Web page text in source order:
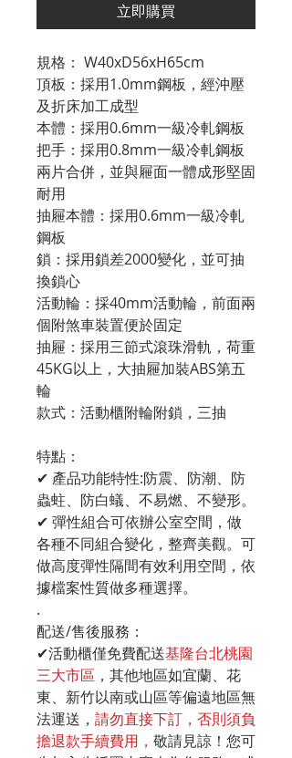
立即購買
規格： W40xD56xH65cm
頂板：採用1.0mm鋼板，經沖壓
及折床加工成型
本體：採用0.6mm一級冷軋鋼板
把手：採用0.8mm一級冷軋鋼板
兩片合併，並與屜面一體成形堅固
耐用
抽屜本體：採用0.6mm一級冷軋
鋼板
鎖：採用鎖差2000變化，並可抽
換鎖心
活動輪：採40mm活動輪，前面兩
個附煞車裝置便於固定
抽屜：採用三節式滾珠滑軌，荷重
45KG以上，大抽屜加裝ABS第五
輪
款式：活動櫃附輪附鎖，三抽
特點：
✔ 產品功能特性:防震、防潮、防
蟲蛀、防白蟻、不易燃、不變形。
✔ 彈性組合可依辦公室空間，做
各種不同組合變化，整齊美觀。可
做高度彈性隔間有效利用空間，依
據檔案性質做多種選擇。
.
配送/售後服務：
✔活動櫃僅免費配送基隆台北桃園
三大市區 ，其他地區如宜蘭、花
東、新竹以南或山區等偏遠地區無
法運送， 請勿直接下訂，否則須負
擔退款手續費用， 敬請見諒！您可